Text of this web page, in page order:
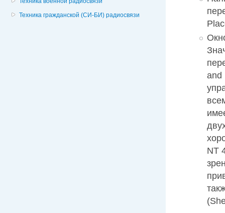
Техника гражданской (СИ-БИ) радиосвязи
and
NT